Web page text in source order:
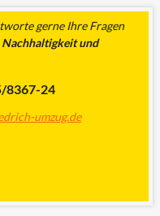
gerne Ihre Fragen
Nachhaltigkeit und
8367-24
umzug.de